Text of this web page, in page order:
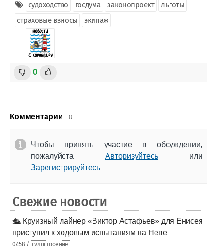
судоходство
госдума законопроект
льготы
страховые взносы
экипаж
0
Комментарии 0.
Чтобы принять участие в обсуждении,
пожалуйста Авторизуйтесьили
Зарегистрируйтесь
Свежие новости
🛳️ Круизный лайнер «Виктор Астафьев» для Енисея
приступил к ходовым испытаниям на Неве
07:58 / судостроение